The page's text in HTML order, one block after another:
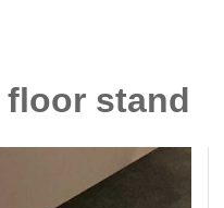
floor stand